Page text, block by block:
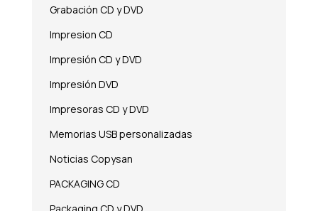
Grabación CD y DVD
Impresion CD
Impresión CD y DVD
Impresión DVD
Impresoras CD y DVD
Memorias USB personalizadas
Noticias Copysan
PACKAGING CD